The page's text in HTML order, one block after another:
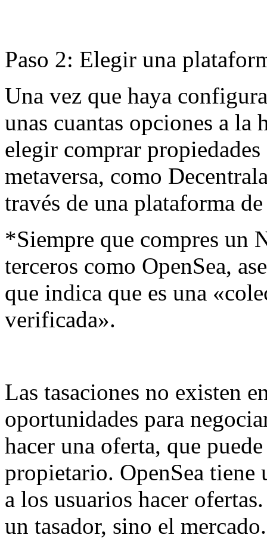
Paso 2: Elegir una
Una vez que haya
unas cuantas opciones a la
elegir comprar
metaversa, como
través de una plataforma
*Siempre que compres un
terceros como OpenSea,
que indica que es una
verificada».
Las tasaciones no existen
oportunidades para
hacer una oferta, que
propietario. OpenSea tiene
a los usuarios hacer
un tasador, sino el mercado.